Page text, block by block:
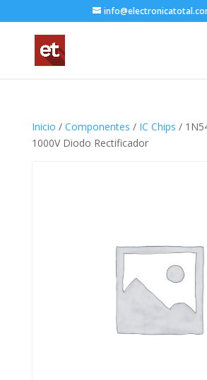
Inicio / Componentes / IC Chips /
1000V Diodo Rectificador